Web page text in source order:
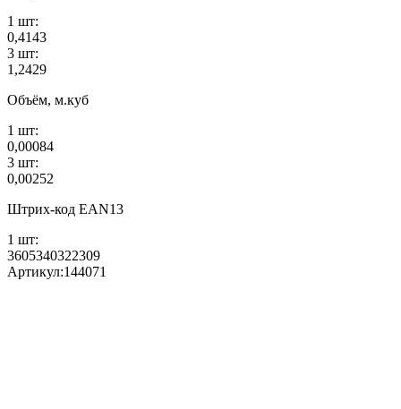
1 шт:
0,4143
3 шт:
1,2429
Объём, м.куб
1 шт:
0,00084
3 шт:
0,00252
Штрих-код EAN13
1 шт:
3605340322309
Артикул:144071